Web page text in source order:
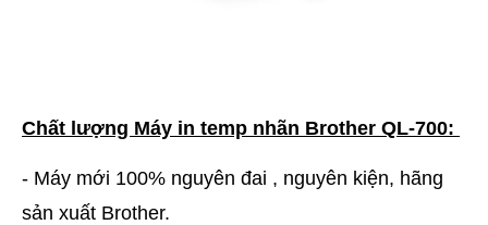
Chất lượng Máy in temp nhãn Brother QL-700:
- Máy mới 100% nguyên đai , nguyên kiện, hãng
sản xuất Brother.